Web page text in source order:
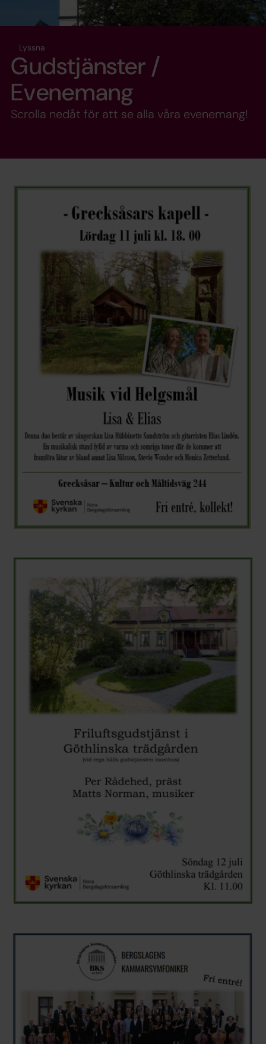
Lyssna
Gudstjänster /
Evenemang
Scrolla nedåt för att se alla våra evenemang!